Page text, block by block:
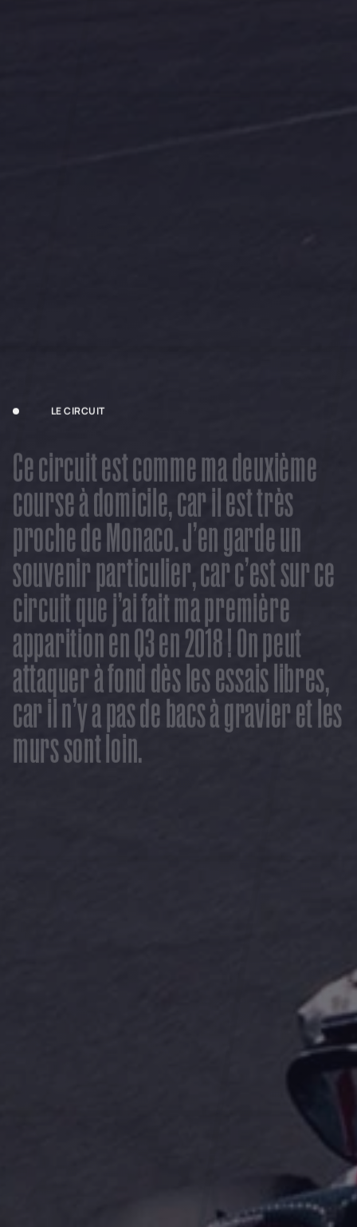
LE CIRCUIT
Cecircuitestcommemadeuxième
courseàdomicile,carilesttrès
prochedeMonaco.J’engardeun
souvenirparticulier,carc’estsurce
circuitquej’aifaitmapremière
apparitionenQ3en2018!Onpeut
attaqueràfonddèslesessaislibres,
cariln’yapasdebacsàgravieretles
murssontloin.